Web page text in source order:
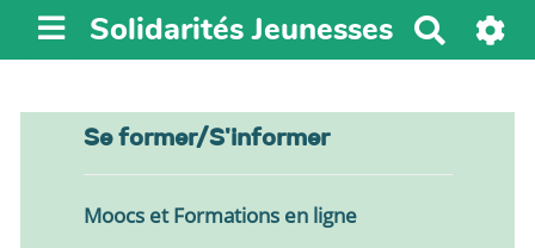
Solidarités Jeunesses
e
h
r
Se former/S'informer
Moocs et Formations en ligne